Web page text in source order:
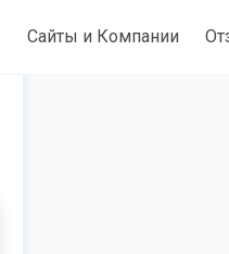
Сайты и Компании